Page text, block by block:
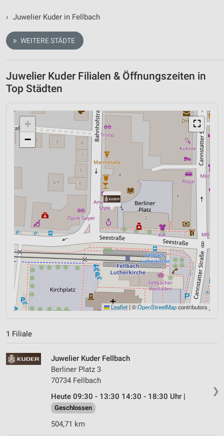
› Juwelier Kuder in Fellbach
WEITERE STÄDTE
Juwelier Kuder Filialen & Öffnungszeiten in
Top Städten
⛶
+
−
Leaflet | ©OpenStreetMapcontributors
1 Filiale
❯
Juwelier Kuder Fellbach
Berliner Platz 3
70734 Fellbach
Heute 09:30 - 13:30 14:30 - 18:30 Uhr |
Geschlossen
504,71 km